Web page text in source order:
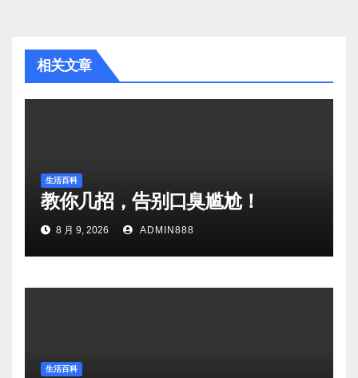
相关文章
生活百科
教你几招，告别口臭尴尬！
8 月 9, 2026 ADMIN888
生活百科